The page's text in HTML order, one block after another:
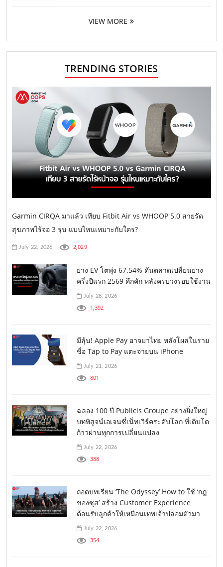
VIEW MORE
TRENDING STORIES
Garmin CIRQA มาแล้ว เทียบ Fitbit Air vs WHOOP 5.0 สายรัด
สุขภาพไร้จอ 3 รุ่น แบบไหนเหมาะกับใคร?
July 22, 2026 2,029
ยาง EV โตพุ่ง 67.54% ดันตลาดเปลี่ยนยาง
ครึ่งปีแรก 2569 คึกคัก หลังครบวงรอบใช้งาน
July 28, 2026
1,392
มีลุ้น! Apple Pay อาจมาไทย หลังโผล่ในราย
ชื่อ Tap to Pay แตะจ่ายบน iPhone
July 21, 2026
801
ฉลอง 100 ปี Publicis Groupe อย่างยิ่งใหญ่
บทพิสูจน์เอเจนซี่เน็ทเวิร์คระดับโลก ที่เติบโต
ก้าวผ่านทุกการเปลี่ยนแปลง
July 22, 2026
388
ถอดบทเรียน ‘The Odyssey’ How to ใช้ ‘กฎ
ของซุส’ สร้าง Customer Experience
ต้อนรับลูกค้าให้เหมือนเทพเจ้าปลอมตัวมา
July 22, 2026
354